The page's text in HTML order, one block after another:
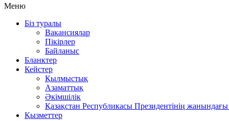
Меню
Біз туралы
Вакансиялар
Пікірлер
Байланыс
Бланктер
Кейстер
Қылмыстық
Азаматтық
Әкімшілік
Қазақстан Республикасы Президентінің
Қызметтер